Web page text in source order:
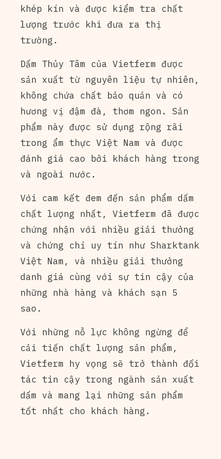
khép kín và được kiểm tra chất
lượng trước khi đưa ra thị
trường.
Dấm Thủy Tâm của Vietferm được
sản xuất từ nguyên liệu tự nhiên,
không chứa chất bảo quản và có
hương vị đậm đà, thơm ngon. Sản
phẩm này được sử dụng rộng rãi
trong ẩm thực Việt Nam và được
đánh giá cao bởi khách hàng trong
và ngoài nước.
Với cam kết đem đến sản phẩm dấm
chất lượng nhất, Vietferm đã được
chứng nhận với nhiều giải thưởng
và chứng chỉ uy tín như Sharktank
Việt Nam, và nhiều giải thưởng
danh giá cùng với sự tin cậy của
những nhà hàng và khách sạn 5
sao.
Với những nỗ lực không ngừng để
cải tiến chất lượng sản phẩm,
Vietferm hy vọng sẽ trở thành đối
tác tin cậy trong ngành sản xuất
dấm và mang lại những sản phẩm
tốt nhất cho khách hàng.